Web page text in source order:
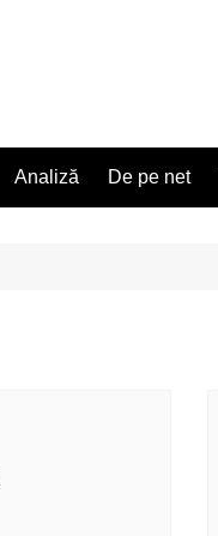
Analiză De pe net